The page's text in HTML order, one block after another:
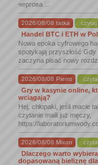
чергова ...
2026/08/08 tatka czytaj
Handel BTC i ETH w
Nowa epoka cyfrowego
spotykają przyszłość Gdy
zaczyna pisać nowy
2026/08/08 Pierro
Gry w kasynie online,
wciągają?
Hej, chłopaki, jeśli macie
czytanie maili już męczy,
https://
2026/08/08 Mixon
Dlaczego warto
dopasowaną bieliznę